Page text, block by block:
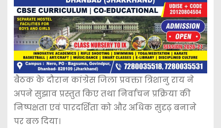
बैठक के दौरान कांग्रेस जिला प्रवक्ता त्रिशानु राय ने
अपने सुझाव प्रस्तुत किए तथा निर्वाचन प्रक्रिया की
निष्पक्षता एवं पारदर्शिता को और अधिक सुदृढ़ बनाने
पर बल दिया।